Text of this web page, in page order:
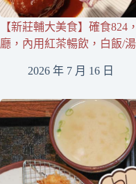
【新莊輔大美食】確食824
廳，內用紅茶暢飲，白飯/
2026 年 7 月 16 日